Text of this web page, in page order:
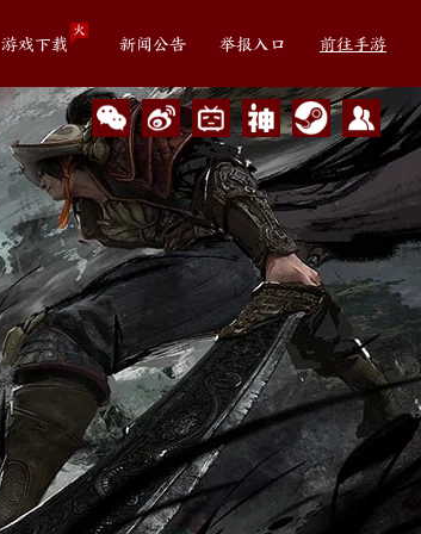
游戏下载
火
新闻公告 举报入口 前往手游